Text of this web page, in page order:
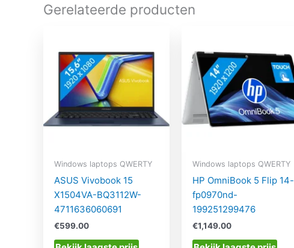
Gerelateerde producten
Windows laptops QWERTY
ASUS Vivobook 15
X1504VA-BQ3112W-
4711636060691
€599.00
Windows laptops QWERTY
HP OmniBook 5 Flip 14-
fp0970nd-
199251299476
€1,149.00